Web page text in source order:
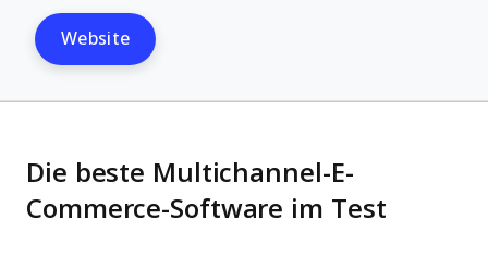
Website
Die beste Multichannel-E-
Commerce-Software im Test